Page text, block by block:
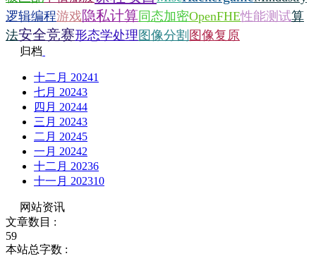
逻辑编程游戏 隐私计算同态加密OpenFHE性能测试算
法安全竞赛形态学处理图像分割 图像复原
归档
十二月 20241
七月 20243
四月 20244
三月 20243
二月 20245
一月 20242
十二月 20236
十一月 202310
网站资讯
文章数目 :
59
本站总字数 :